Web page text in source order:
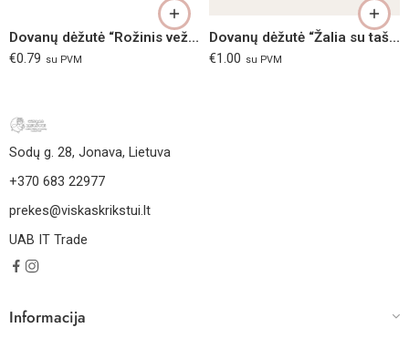
Dovanų dėžutė “Rožinis vežimėlis”
€0.79 su PVM
Dovanų dėžutė “Žalia su taškiukais”
€1.00 su PVM
Sodų g. 28, Jonava, Lietuva
+370 683 22977
prekes@viskaskrikstui.lt
UAB IT Trade
Informacija